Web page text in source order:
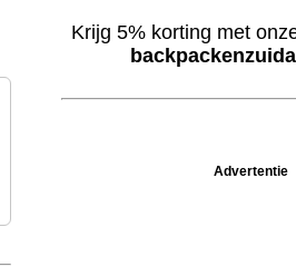
Krijg 5% korting met
Advertentie